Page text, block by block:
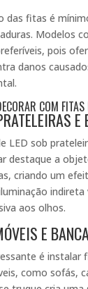
das fitas é
Modelos
pois
danos
COM FITAS
E
LED sob
destaque a
criando um
aos olhos.
E
é instalar
como sofás,